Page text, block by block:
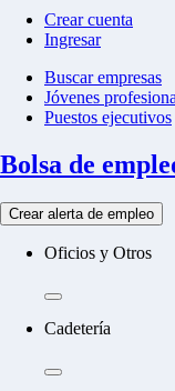
Crear cuenta
Ingresar
Buscar empresas
Jóvenes
Puestos ejecutivos
Bolsa de
Crear alerta de empleo
Oficios y Otros
Cadetería